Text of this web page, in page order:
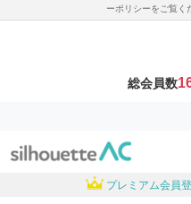
ーポリシーをご覧く
総会員数
プレミアム会員